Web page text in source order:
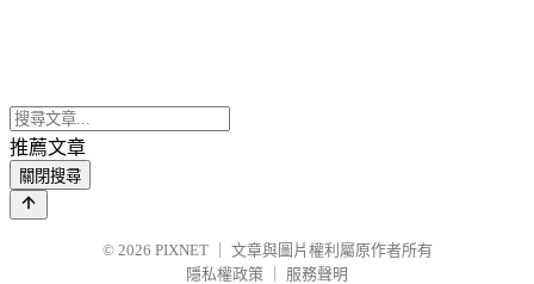
推薦文章
關閉搜尋
© 2026 PIXNET
文章與圖片權利屬原作者所有
隱私權政策
服務聲明